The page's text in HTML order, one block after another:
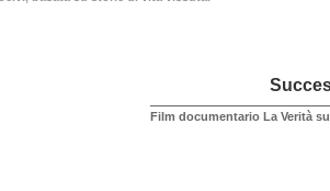
Film documentario La Verità